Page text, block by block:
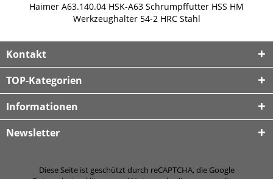
Haimer A63.140.04 HSK-A63 Schrumpffutter HSS HM
Werkzeughalter 54-2 HRC Stahl
Kontakt
TOP-Kategorien
Informationen
Newsletter
Diese Seite ist geschützt durch reCAPTCHA, die Google